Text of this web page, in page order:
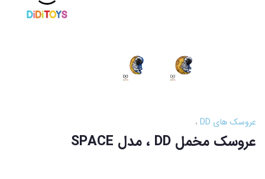
عروسک های DD
عروسک مخمل DD ، مدل SPACE